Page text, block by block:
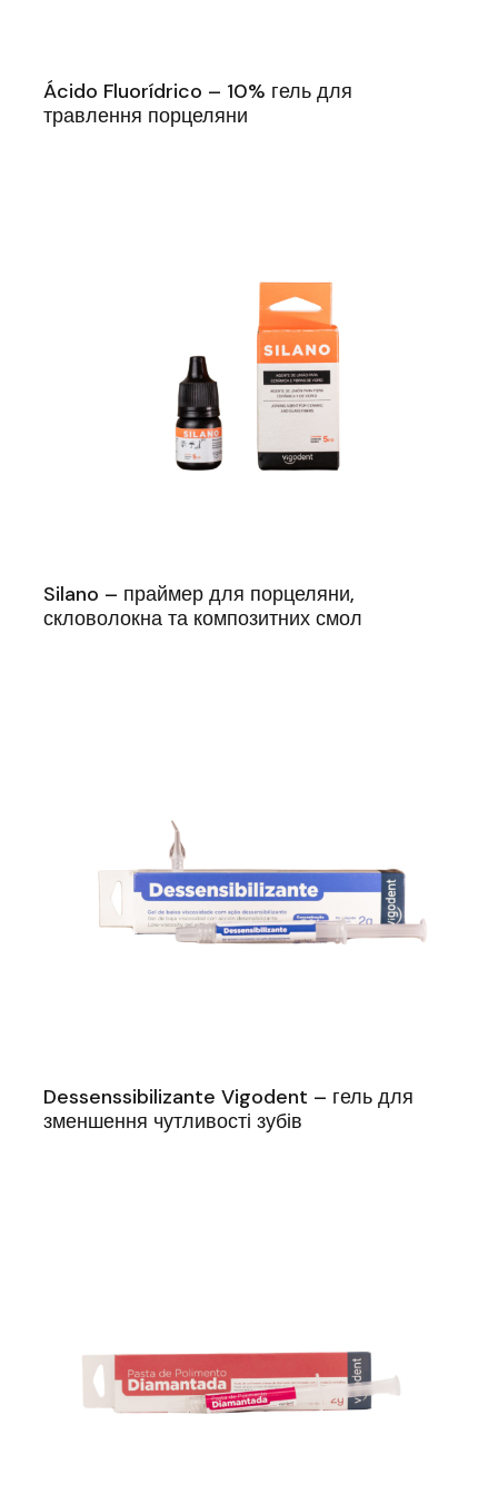
Ácido Fluorídrico – 10% гель для
травлення порцеляни
Silano – праймер для порцеляни,
скловолокна та композитних смол
Dessenssibilizante Vigodent – гель для
зменшення чутливості зубів